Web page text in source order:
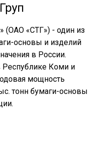
(ОАО «СТГ») - один из
основы и изделий
в России.
Республике Коми и
мощность
тонн бумаги-основы